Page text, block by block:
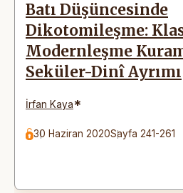
Batı Düşüncesinde
Dikotomileşme:
Modernleşme
Seküler-Dinî Ayrımı
İrfan Kaya*
30 Haziran 2020Sayfa 241-261